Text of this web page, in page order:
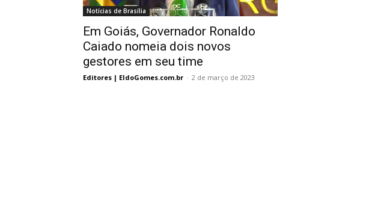
Notícias de Brasília
Em Goiás, Governador Ronaldo
Caiado nomeia dois novos
gestores em seu time
Editores | EldoGomes.com.br - 2 de março de 2023